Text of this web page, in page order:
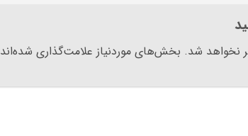
نخواهد شد. بخش‌های موردنیاز علامت‌گذاری شده‌اند